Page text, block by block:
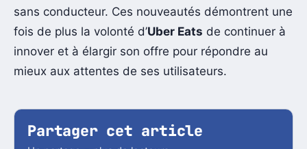
sans conducteur. Ces nouveautés démontrent une
fois de plus la volonté d’Uber Eats de continuer à
innover et à élargir son offre pour répondre au
mieux aux attentes de ses utilisateurs.
Partager cet article